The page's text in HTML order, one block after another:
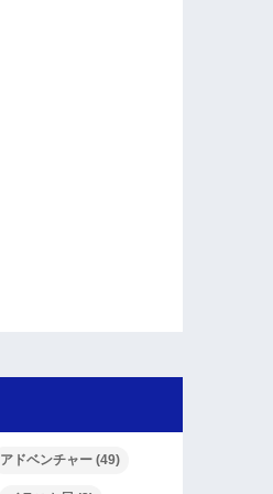
アドベンチャー (49)